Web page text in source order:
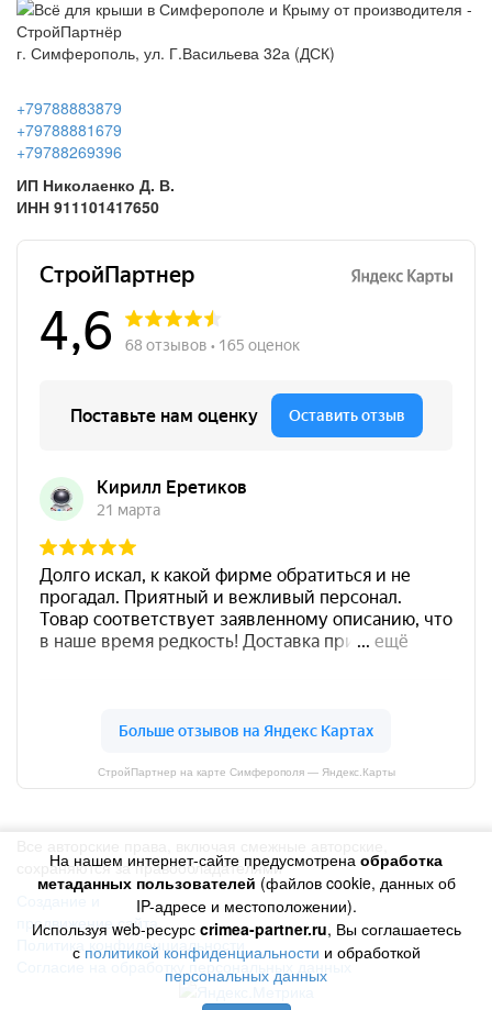
На нашем интернет-сайте предусмотрена обработка
метаданных пользователей (файлов cookie, данных об
IP-адресе и местоположении).
Используя web-ресурс crimea-partner.ru, Вы соглашаетесь
с политикой конфиденциальности и обработкой
персональных данных
г. Симферополь, ул. Г.Васильева 32а (ДСК)
+79788883879
+79788881679
+79788269396
ИП Николаенко Д. В.
ИНН 911101417650
СтройПартнер на карте Симферополя — Яндекс.Карты
сохраняются за правообладателями
продвижение сайта
Политика конфиденциальности
Согласие на обработку персональных данных